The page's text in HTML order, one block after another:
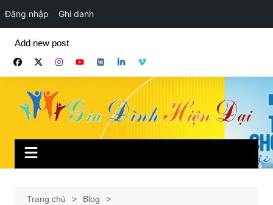
Đăng nhập Ghi danh
phần
Add new post
Trang chủ
Blog